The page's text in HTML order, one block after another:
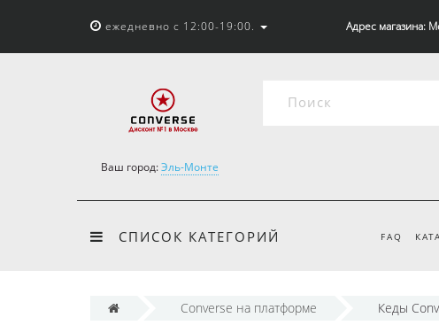
ежедневно с 12:00-19:00. Адрес магазина:
Ваш город:Эль-Монте
СПИСОК КАТЕГОРИЙ FAQ
Converse на платформе Кеды